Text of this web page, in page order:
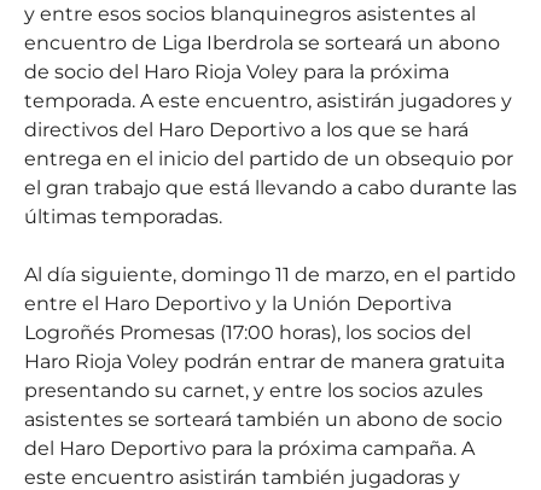
y entre esos socios blanquinegros asistentes al
encuentro de Liga Iberdrola se sorteará un abono
de socio del Haro Rioja Voley para la próxima
temporada. A este encuentro, asistirán jugadores y
directivos del Haro Deportivo a los que se hará
entrega en el inicio del partido de un obsequio por
el gran trabajo que está llevando a cabo durante las
últimas temporadas.
Al día siguiente, domingo 11 de marzo, en el partido
entre el Haro Deportivo y la Unión Deportiva
Logroñés Promesas (17:00 horas), los socios del
Haro Rioja Voley podrán entrar de manera gratuita
presentando su carnet, y entre los socios azules
asistentes se sorteará también un abono de socio
del Haro Deportivo para la próxima campaña. A
este encuentro asistirán también jugadoras y